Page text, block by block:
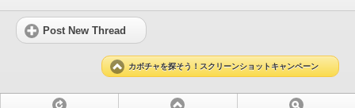
Post New Thread
カボチャを探そう！スクリーンショットキャンペーン